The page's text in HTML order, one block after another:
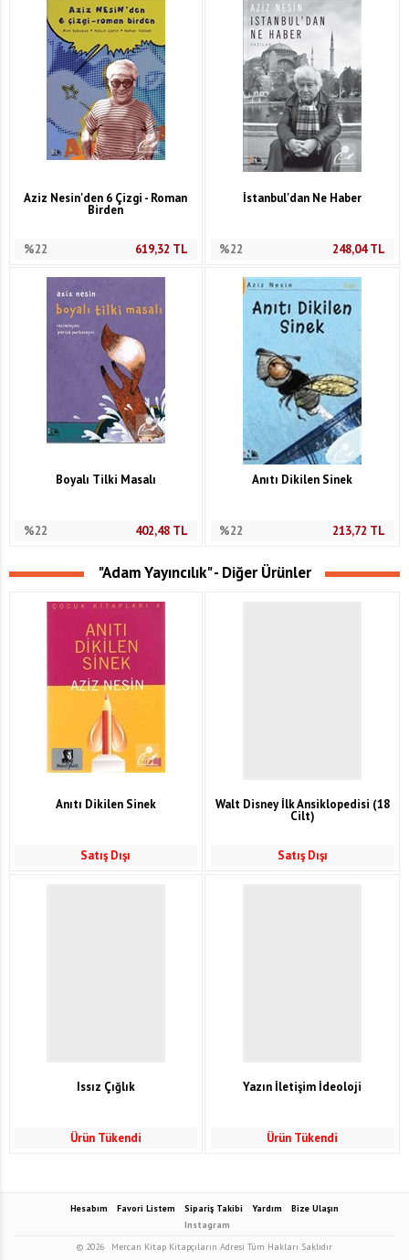
Aziz Nesin'den 6 Çizgi - Roman
Birden
%22 619,32 TL
İstanbul'dan Ne Haber
%22 248,04TL
Boyalı Tilki Masalı
%22 402,48TL
Anıtı Dikilen Sinek
%22 213,72 TL
"Adam Yayıncılık" - Diğer Ürünler
Anıtı Dikilen Sinek
Satış Dışı
Walt Disney İlk Ansiklopedisi (18
Cilt)
Satış Dışı
Issız Çığlık
Ürün Tükendi
Yazın İletişim İdeoloji
Ürün Tükendi
Hesabım Favori Listem Sipariş Takibi Yardım
Bize Ulaşın
Instagram
© 2026
Mercan Kitap Kitapçıların Adresi Tüm Hakları Saklıdır